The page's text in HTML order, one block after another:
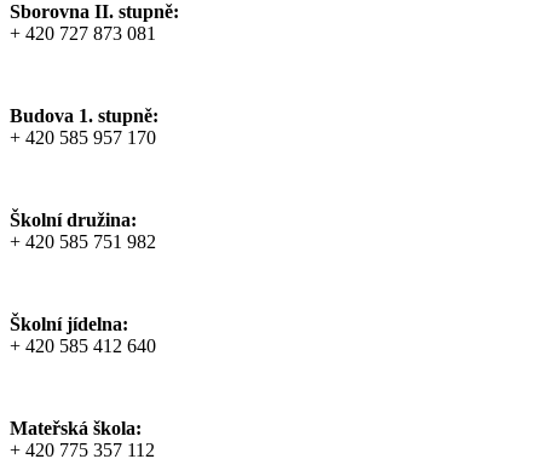
Sborovna II. stupně:
+ 420 727 873 081
Budova 1. stupně:
+ 420 585 957 170
Školní družina:
+ 420 585 751 982
Školní jídelna:
+ 420 585 412 640
Mateřská škola:
+ 420 775 357 112